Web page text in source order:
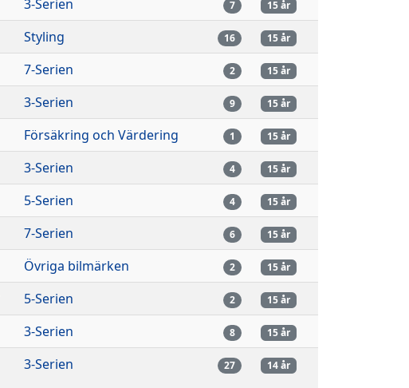
3-Serien 7 15 år
Styling 16 15 år
7-Serien 2 15 år
3-Serien 9 15 år
Försäkring och Värdering 1 15 år
3-Serien 4 15 år
5-Serien 4 15 år
7-Serien 6 15 år
Övriga bilmärken 2 15 år
5-Serien 2 15 år
3-Serien 8 15 år
3-Serien 27 14 år